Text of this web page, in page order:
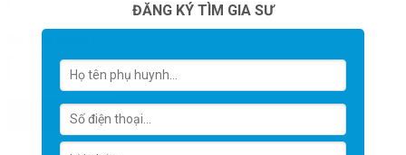
ĐĂNG KÝ TÌM GIA SƯ